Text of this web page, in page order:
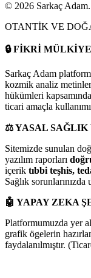
© 2026 Sarkaç Adam.
OTANTİK VE
🔒FİKRİ
Sarkaç Adam
kozmik analiz
hükümleri
ticari amaçla
⚖️YASAL SAĞLIK
Sitemizde sunulan
yazılım raporları
içerik tıbbi teşhis,
Sağlık sorunlarınızda
🤖 YAPAY ZEKA
Platformumuzda yer
grafik ögelerin
faydalanılmıştır.